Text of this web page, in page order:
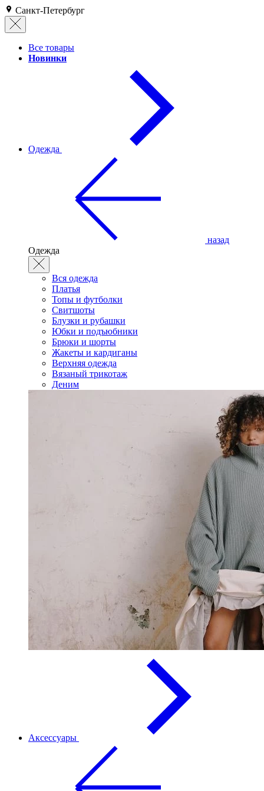
Санкт-Петербург
Все товары
Новинки
Одежда
назад
Одежда
Вся одежда
Платья
Топы и футболки
Свитшоты
Блузки и рубашки
Юбки и подъюбники
Брюки и шорты
Жакеты и кардиганы
Верхняя одежда
Вязаный трикотаж
Деним
Аксессуары